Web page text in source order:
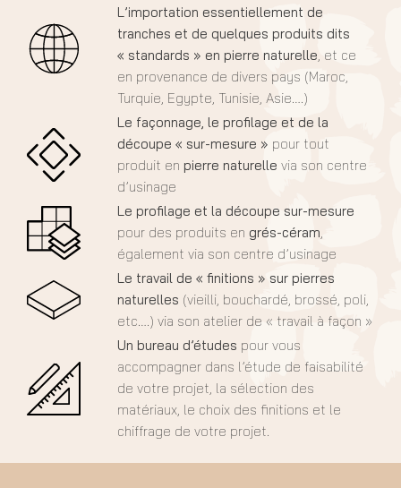
L’importation essentiellement de
tranches et de quelques produits dits
« standards » en pierre naturelle , et ce
en provenance de divers pays (Maroc,
Turquie, Egypte, Tunisie, Asie….)
Le façonnage, le profilage et de la
découpe « sur-mesure » pour tout
produit en pierre naturelle via son centre
d’usinage
Le profilage et la découpe sur-mesure
pour des produits en grés-céram
également via son centre d’usinage
Le travail de « finitions » sur pierres
naturelles (vieilli, bouchardé, brossé, poli,
etc….) via son atelier de « travail à façon »
Un bureau d’études pour vous
accompagner dans l’étude de faisabilité
de votre projet, la sélection des
matériaux, le choix des finitions et le
chiffrage de votre projet.